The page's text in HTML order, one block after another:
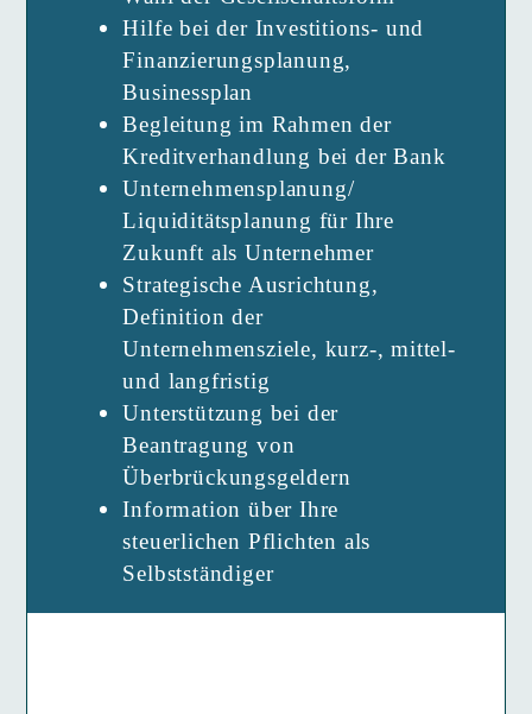
Hilfe bei der Investitions- und
Finanzierungsplanung,
Businessplan
Begleitung im Rahmen der
Kreditverhandlung bei der Bank
Unternehmensplanung/
Liquiditäts­planung für Ihre
Zukunft als Unternehmer
Strategische Ausrichtung,
Definition der
Unternehmensziele, kurz-, mittel-
und langfristig
Unterstützung bei der
Beantragung von
Überbrückungsgeldern
Information über Ihre
steuerlichen Pflichten als
Selbstständiger